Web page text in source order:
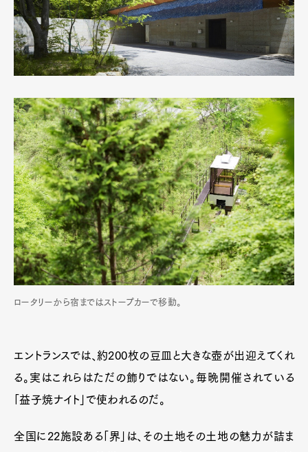
ロータリーから宿まではストープカーで移動。
エントランスでは、約200枚の豆皿と大きな壺が出迎えてくれ
る。実はこれらはただの飾りではない。毎晩開催されている
「益子焼ナイト」で使われるのだ。
全国に22施設ある「界」は、その土地その土地の魅力が詰ま